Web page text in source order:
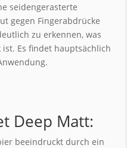
seidengerasterte
gegen Fingerabdrücke
zu erkennen, was
Es findet hauptsächlich
Deep Matt:
beeindruckt durch ein